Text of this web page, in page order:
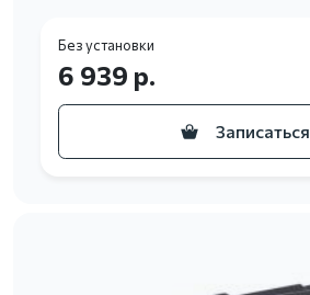
Без установки
6 939 р.
Записаться